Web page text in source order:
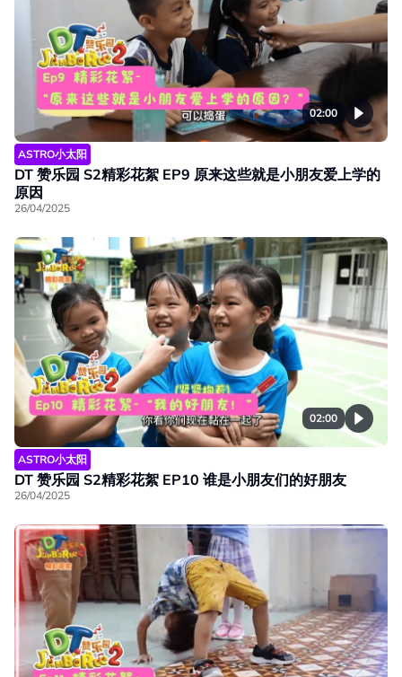
02:00
ASTRO小太阳
DT 赞乐园 S2精彩花絮 EP9 原来这些就是小朋友爱上学的
原因
26/04/2025
02:00
ASTRO小太阳
DT 赞乐园 S2精彩花絮 EP10 谁是小朋友们的好朋友
26/04/2025